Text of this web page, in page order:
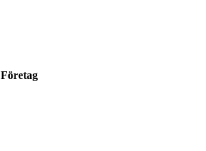
Företag